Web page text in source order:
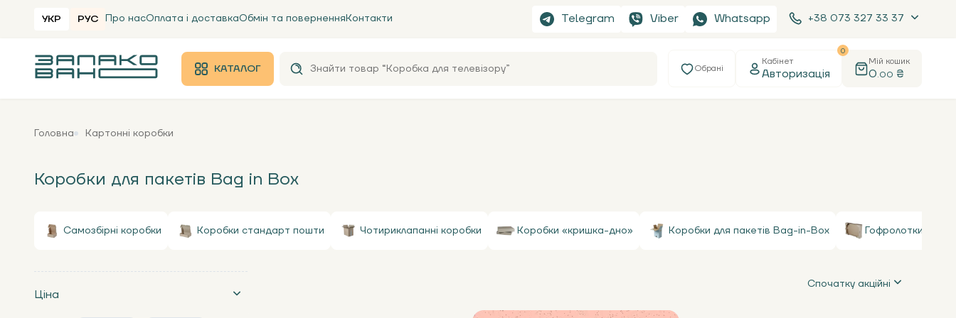
УКР РУС Про насОплата і доставкаОбмін та поверненняКонтакти Telegram Viber Whatsapp +38 073 327 33 37
КАТАЛОГ Обрані
Кабінет
Авторизація
0
Мій кошик
0.00 ₴
Головна Картонні коробки
Коробки для пакетів Bag in Box
Самозбірні коробки Коробки стандарт пошти Чотириклапанні коробки Коробки «кришка-дно» Коробки для пакетів Bag-in-Box Гофролотки
Ціна
Спочатку акційні